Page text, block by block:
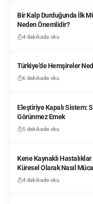
Bir Kalp Durduğunda İlk
Neden Önemlidir?
4 dakikada oku
Türkiye’de Hemşireler
6 dakikada oku
Eleştiriye Kapalı Sistem:
Görünmez Emek
5 dakikada oku
Kene Kaynaklı
Küresel Olarak Nasıl
4 dakikada oku